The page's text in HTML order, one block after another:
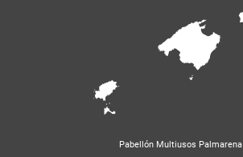
Pabellón Multiusos Palmarena